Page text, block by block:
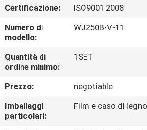
DELLA
FABBRICA
CONTROLLO
DI
QUALITÀ
CONTATTICI
Certificazione:
ISO9001:2008
Numero di
modello:
WJ250B-V-11
Quantità di
ordine minimo:
1SET
Prezzo:
negotiable
Imballaggi
particolari:
Film e caso di legno